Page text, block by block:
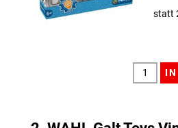
statt